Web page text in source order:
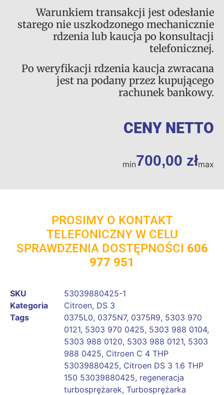
Warunkiem transakcji jest odesłanie
starego nie uszkodzonego mechanicznie
rdzenia lub kaucja po konsultacji
telefonicznej.
Po weryfikacji rdzenia kaucja zwracana
jest na podany przez kupującego
rachunek bankowy.
CENY NETTO
min700,00 złmax
PROSIMY O KONTAKT
TELEFONICZNY W CELU
SPRAWDZENIA DOSTĘPNOŚCI 606
977 951
SKU
53039880425-1
Kategoria
Citroen, DS 3
Tags
0375L0, 0375N7, 0375R9, 5303 970
0121, 5303 970 0425, 5303 988 0104,
5303 988 0120, 5303 988 0121, 5303
988 0425, Citroen C 4 THP
53039880425, Citroen DS 3 1.6 THP
150 53039880425, regeneracja
turbosprężarek, Turbosprężarka